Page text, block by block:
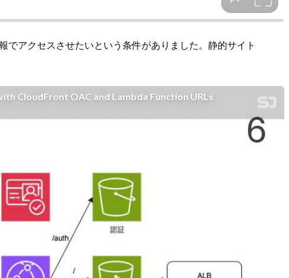
アクセスさせたいという条件がありました。静的サイト